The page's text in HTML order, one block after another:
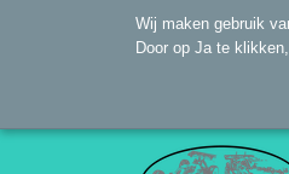
Wij maken gebruik
Door op Ja te